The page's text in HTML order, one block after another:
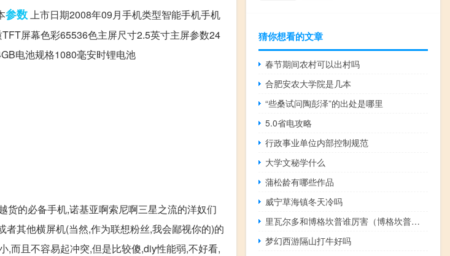
参数上市日期2008年09月手机类型智能手机手机
屏幕色彩65536色主屏尺寸2.5英寸主屏参数24
电池规格1080毫安时锂电池
货的必备手机,诺基亚啊索尼啊三星之流的洋奴们
其他横屏机(当然,作为联想粉丝,我会鄙视你的)的
,而且不容易起冲突,但是比较傻,diy性能弱,不好看,
猜你想看的文章
春节期间农村可以出村吗
合肥安农大学院是几本
“些桑试问陶彭泽”的出处是哪里
5.0省电攻略
行政事业单位内部控制规范
大学文秘学什么
蒲松龄有哪些作品
威宁草海镇冬天冷吗
里瓦尔多和博格坎普谁厉害（博格坎普厉害吗）
梦幻西游隔山打牛好吗